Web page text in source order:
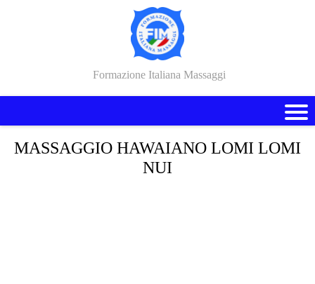
Formazione Italiana Massaggi
MASSAGGIO HAWAIANO LOMI LOMI
NUI